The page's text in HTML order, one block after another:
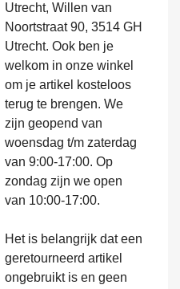
Utrecht, Willen van
Noortstraat 90, 3514 GH
Utrecht. Ook ben je
welkom in onze winkel
om je artikel kosteloos
terug te brengen. We
zijn geopend van
woensdag t/m zaterdag
van 9:00-17:00. Op
zondag zijn we open
van 10:00-17:00.
Het is belangrijk dat een
geretourneerd artikel
ongebruikt is en geen